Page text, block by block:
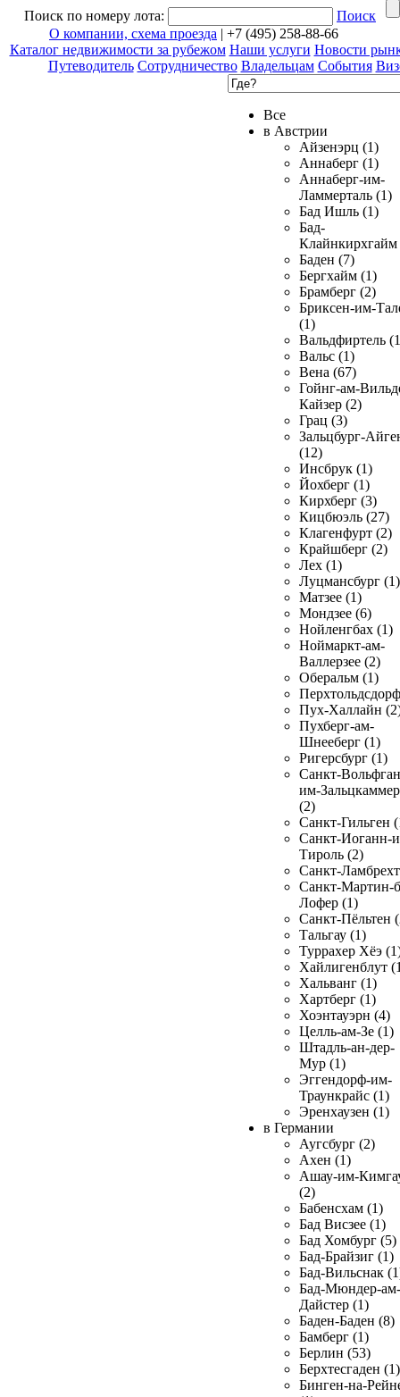
Поиск по номеру лота:
Поиск
О компании, схема проезда | +7 (495) 258-88-66
Каталог недвижимости за рубежом Наши услуги Новости
Путеводитель Сотрудничество Владельцам События
Все
в Австрии
Айзенэрц (1)
Аннаберг (1)
Аннаберг-им-
Ламмерталь (1)
Бад Ишль (1)
Бад-
Клайнкирхгайм
Баден (7)
Бергхайм (1)
Брамберг (2)
Бриксен-им-
(1)
Вальдфиртель
Вальс (1)
Вена (67)
Гойнг-ам-
Кайзер (2)
Грац (3)
Зальцбург-
(12)
Инсбрук (1)
Йохберг (1)
Кирхберг (3)
Кицбюэль (27)
Клагенфурт (2)
Крайшберг (2)
Лех (1)
Луцмансбург (1)
Матзее (1)
Мондзее (6)
Нойленгбах (1)
Ноймаркт-ам-
Валлерзее (2)
Оберальм (1)
Пух-Халлайн
Пухберг-ам-
Шнееберг (1)
Ригерсбург (1)
Санкт-
им-
(2)
Санкт-Гильген
Санкт-Иоганн-
Тироль (2)
Санкт-
Санкт-Мартин-
Лофер (1)
Санкт-Пёльтен
Тальгау (1)
Туррахер Хёэ
Хайлигенблут
Хальванг (1)
Хартберг (1)
Хоэнтауэрн (4)
Целль-ам-Зе (1)
Штадль-ан-дер-
Мур (1)
Эггендорф-им-
Траункрайс (1)
Эренхаузен (1)
в Германии
Аугсбург (2)
Ахен (1)
Ашау-им-
(2)
Бабенсхам (1)
Бад Висзее (1)
Бад Хомбург (5)
Бад-Брайзиг (1)
Бад-Вильснак
Бад-Мюндер-ам-
Дайстер (1)
Баден-Баден (8)
Бамберг (1)
Берлин (53)
Берхтесгаден (1)
Бинген-на-